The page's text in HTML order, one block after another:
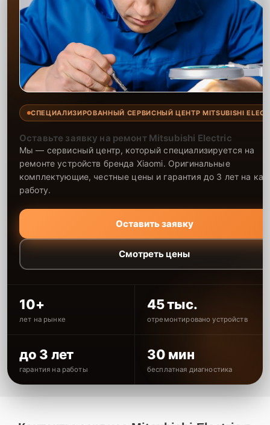
СПЕЦИАЛИЗИРОВАННЫЙ СЕРВИСНЫЙ ЦЕНТР MITSUBISHI
Оставьте заявку на ремонт Mitsubishi Electric
Мы — сервисный центр, который специализируется на
ремонте устройств бренда Xiaomi. Оригинальные
комплектующие, честные цены и гарантия до 3 лет на
работу.
Оставить заявку
Смотреть цены
10+
лет на рынке
45 тыс.
отремонтировано устройств
до 3 лет
гарантия на работы
30 мин
бесплатная диагностика